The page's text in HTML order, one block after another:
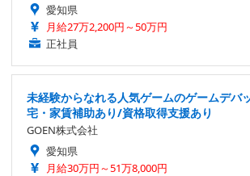
愛知県
月給27万2,200円～50万円
正社員
未経験からなれる人気ゲームのゲームデバ
宅・家賃補助あり/資格取得支援あり
GOEN株式会社
愛知県
月給30万円～51万8,000円